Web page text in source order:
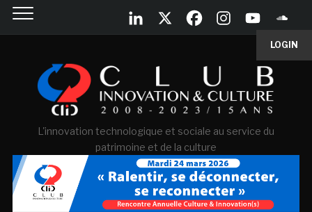
LOGIN
L'innovation technologique et sociale au service du
patrimoine et de la culture